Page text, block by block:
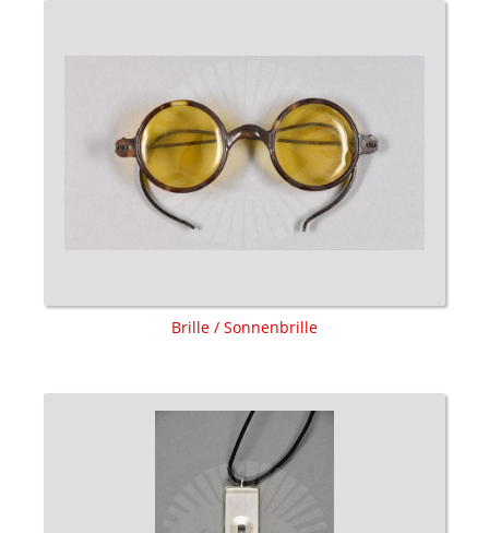
Brille / Sonnenbrille